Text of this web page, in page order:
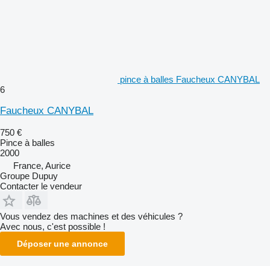
pince à balles Faucheux CANYBAL
6
Faucheux CANYBAL
750 €
Pince à balles
2000
France, Aurice
Groupe Dupuy
Contacter le vendeur
Vous vendez des machines et des véhicules ?
Avec nous, c'est possible !
Déposer une annonce